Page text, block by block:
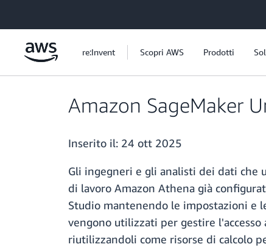
re:Invent Scopri AWS Prodotti
Amazon SageMaker
Inserito il: 24 ott 2025
Gli ingegneri e gli analisti dei dati che
di lavoro Amazon Athena già
Studio mantenendo le impostazioni e
vengono utilizzati per gestire
riutilizzandoli come risorse di calcolo